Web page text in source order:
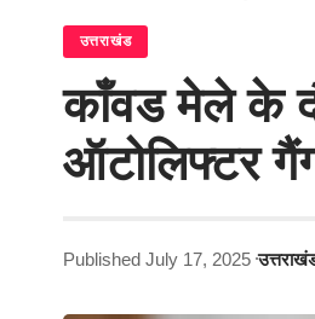
उत्तराखंड
काँवड मेले के
ऑटोलिफ्टर
Published July 17, 2025